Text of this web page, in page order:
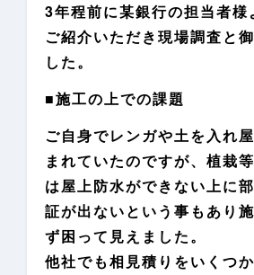
3年程前に某銀行の担当者様
ご紹介いただき現場調査と
した。
■施工の上での課題
ご自身でレンガや土を入れ
まれていたのですが、植栽
は屋上防水ができない上に
証が出ないという事もあり
ず困って見えました。
他社でも相見積りをいくつ